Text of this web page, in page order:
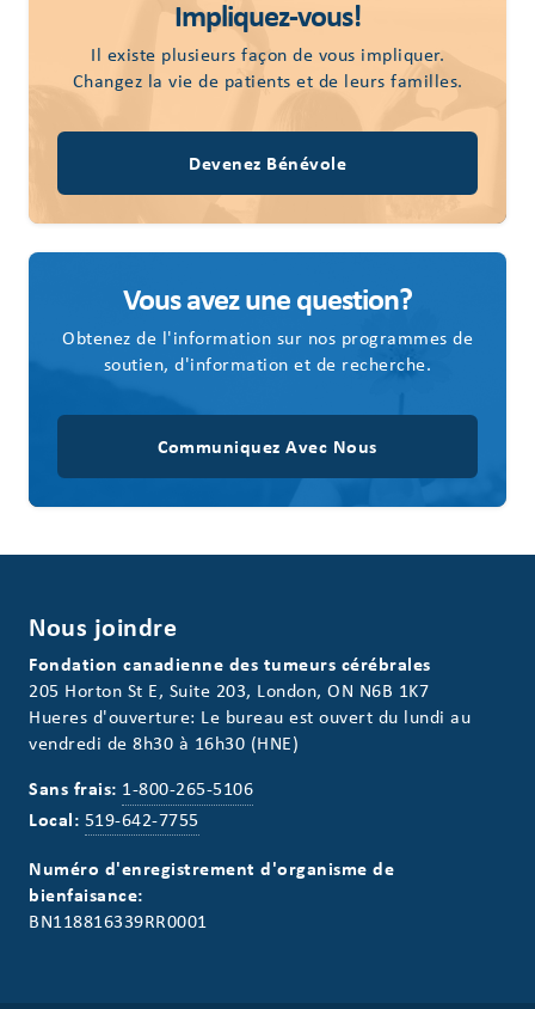
Impliquez-vous!
Il existe plusieurs façon de vous impliquer.
Changez la vie de patients et de leurs familles.
Devenez Bénévole
Vous avez une question?
Obtenez de l'information sur nos programmes de
soutien, d'information et de recherche.
Communiquez Avec Nous
Nous joindre
Fondation canadienne des tumeurs cérébrales
205 Horton St E, Suite 203, London, ON N6B 1K7
Hueres d'ouverture: Le bureau est ouvert du lundi au
vendredi de 8h30 à 16h30 (HNE)
Sans frais: 1-800-265-5106
Local: 519-642-7755
Numéro d'enregistrement d'organisme de
bienfaisance:
BN118816339RR0001